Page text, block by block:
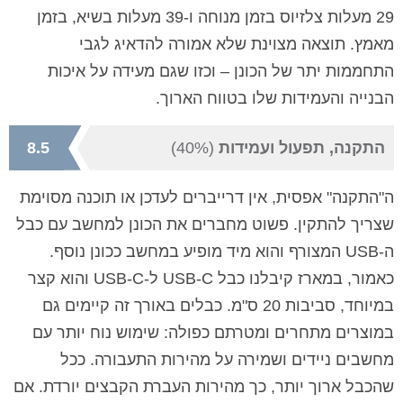
29 מעלות צלזיוס בזמן מנוחה ו-39 מעלות בשיא, בזמן
מאמץ. תוצאה מצוינת שלא אמורה להדאיג לגבי
התחממות יתר של הכונן – וכזו שגם מעידה על איכות
הבנייה והעמידות שלו בטווח הארוך.
התקנה, תפעול ועמידות (40%)
8.5
ה"התקנה" אפסית, אין דרייברים לעדכן או תוכנה מסוימת
שצריך להתקין. פשוט מחברים את הכונן למחשב עם כבל
ה-USB המצורף והוא מיד מופיע במחשב ככונן נוסף.
כאמור, במארז קיבלנו כבל USB-C ל-USB-C והוא קצר
במיוחד, סביבות 20 ס"מ. כבלים באורך זה קיימים גם
במוצרים מתחרים ומטרתם כפולה: שימוש נוח יותר עם
מחשבים ניידים ושמירה על מהירות התעבורה. ככל
שהכבל ארוך יותר, כך מהירות העברת הקבצים יורדת. אם